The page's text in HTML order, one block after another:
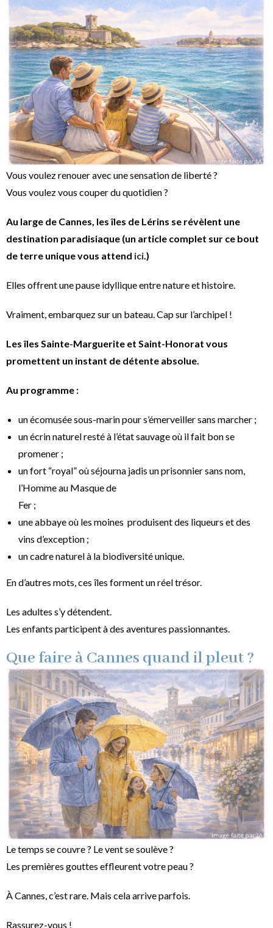
Vous voulez renouer avec une sensation de liberté ?
Vous voulez vous couper du quotidien ?
Au large de Cannes, les îles de Lérins se révèlent une
destination paradisiaque (un article complet sur ce bout
de terre unique vous attend ici .)
Elles offrent une pause idyllique entre nature et histoire.
Vraiment, embarquez sur un bateau. Cap sur l’archipel !
Les îles Sainte-Marguerite et Saint-Honorat vous
promettent un instant de détente absolue.
Au programme :
un écomusée sous-marin pour s’émerveiller sans marcher ;
un écrin naturel resté à l’état sauvage où il fait bon se
promener ;
un fort “royal” où séjourna jadis un prisonnier sans nom,
l’Homme au Masque de
Fer ;
une abbaye où les moines produisent des liqueurs et des
vins d’exception ;
un cadre naturel à la biodiversité unique.
En d’autres mots, ces îles forment un réel trésor.
Les adultes s’y détendent.
Les enfants participent à des aventures passionnantes.
Que faire à Cannes quand il pleut ?
Le temps se couvre ? Le vent se soulève ?
Les premières gouttes effleurent votre peau ?
À Cannes, c’est rare. Mais cela arrive parfois.
Rassurez-vous !